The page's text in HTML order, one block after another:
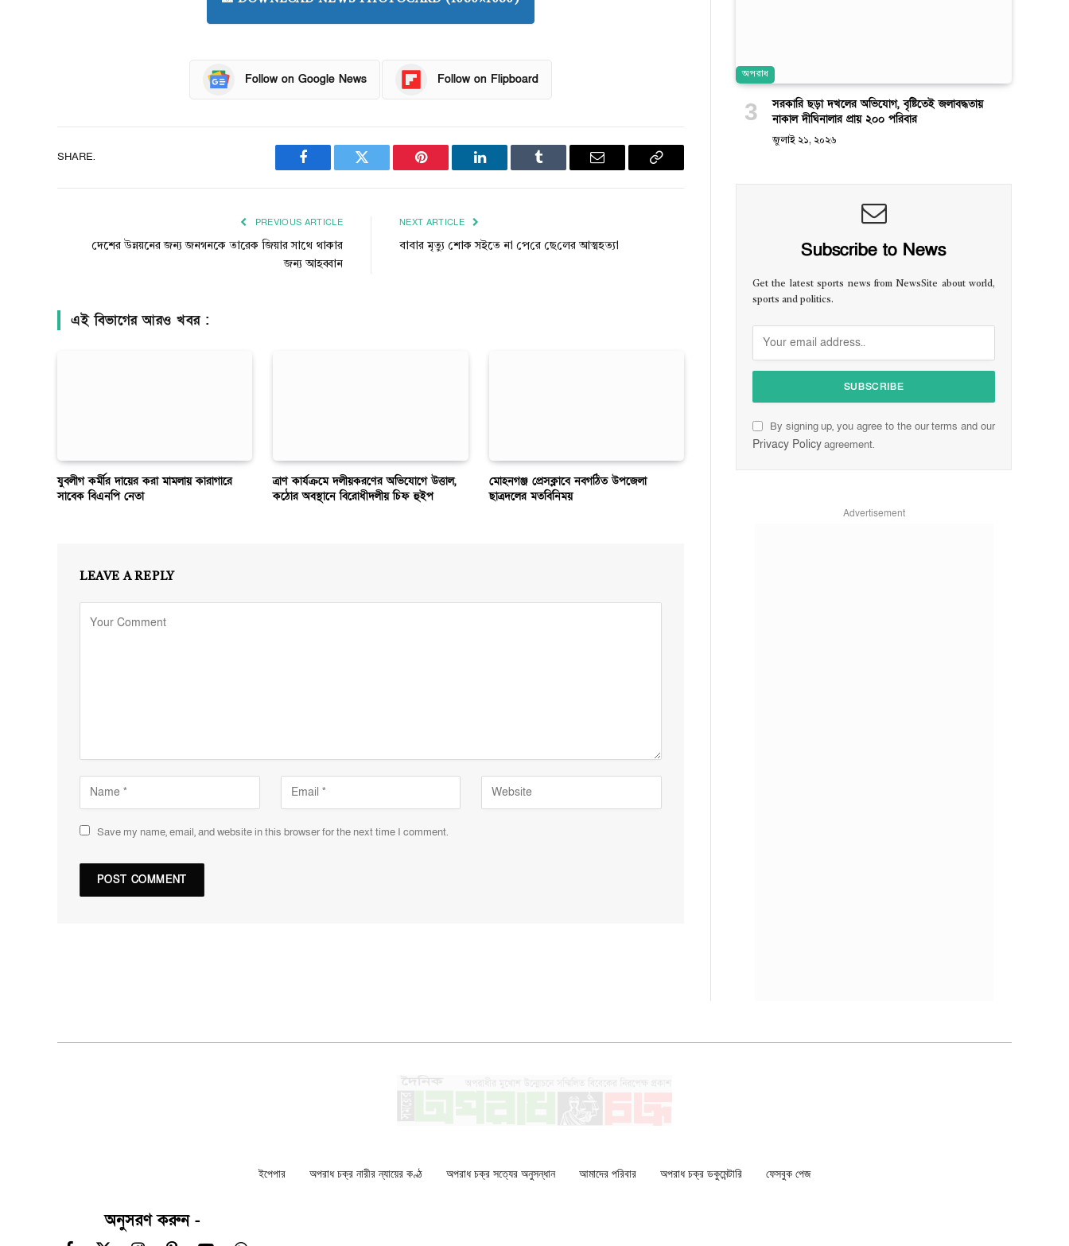
Follow on Google News Follow on Flipboard
SHARE.
Facebook Twitter Pinterest LinkedIn Tumblr Email
Copy
PREVIOUS ARTICLE
দেশের উন্নয়নের জন্য জনগনকে তারেক জিয়ার সাথে থাকার
জন্য আহব্বান
NEXT ARTICLE
বাবার মৃত‌্যু শোক সইতে না পে‌রে ছে‌লের আত্মহত্যা
এই বিভাগের আরও খবর :
যুবলীগ কর্মীর দায়ের করা মামলায় কারাগারে
সাবেক বিএনপি নেতা
ত্রাণ কার্যক্রমে দলীয়করণের অভিযোগে উত্তাল,
কঠোর অবস্থানে বিরোধীদলীয় চিফ হুইপ
মোহনগঞ্জ প্রেসক্লাবে নবগঠিত উপজেলা
ছাত্রদলের মতবিনিময়
LEAVE A REPLY
Save my name, email, and website in this browser for the next time I comment.
অপরাধ
সরকারি ছড়া দখলের অভিযোগ, বৃষ্টিতেই জলাবদ্ধতায়
নাকাল দীঘিনালার প্রায় ২০০ পরিবার
জুলাই ২১, ২০২৬
Subscribe to News
Get the latest sports news from NewsSite about world,
sports and politics.
By signing up, you agree to the our terms and our
Privacy Policyagreement.
Advertisement
ইপেপার অপরাধ চক্র নারীর ন্যায়ের কণ্ঠ অপরাধ চক্র সত্যের অনুসন্ধান আমাদের পরিবার অপরাধ চক্র ডকুমেন্টারি ফেসবুক পেজ
অনুসরণ করুন -